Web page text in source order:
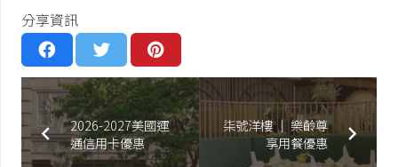
分享資訊
2026-2027美國運
通信用卡優惠
柒號洋樓 │ 樂齡尊
享用餐優惠